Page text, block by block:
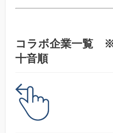
コラボ企業一覧
十音順